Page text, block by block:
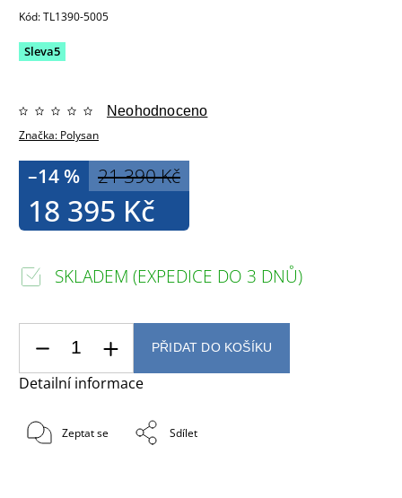
Kód:TL1390-5005
Sleva5
Značka: Polysan
Neohodnoceno
21 390 Kč
–14 %
18 395 Kč
SKLADEM (EXPEDICE DO 3 DNŮ)
PŘIDAT DO KOŠÍKU
Detailní informace
Zeptat se Sdílet